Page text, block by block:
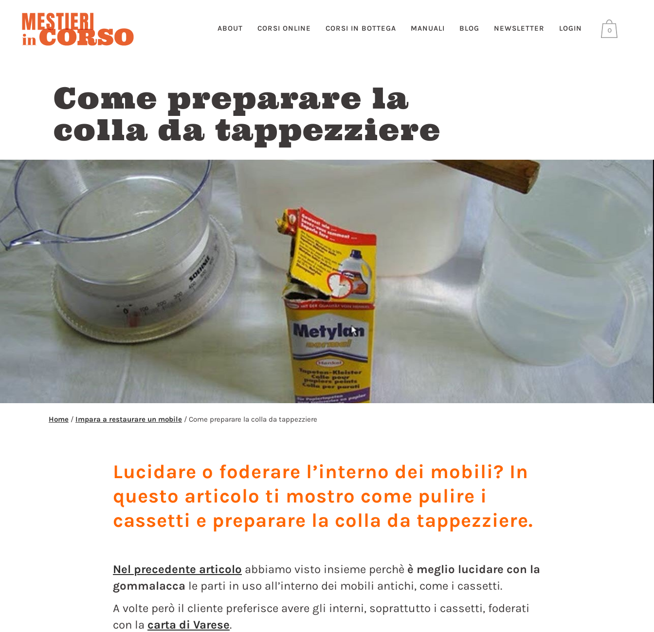
0
ABOUT CORSI ONLINE CORSI IN BOTTEGA MANUALI BLOG NEWSLETTER LOGIN
Come preparare la
colla da tappezziere
Home / Impara a restaurare un mobile / Come preparare la colla da tappezziere
Lucidare o foderare l’interno dei mobili? In
questo articolo ti mostro come pulire i
cassetti e preparare la colla da tappezziere.
Nel precedente articolo abbiamo visto insieme perchè è meglio lucidare con la
gommalacca le parti in uso all’interno dei mobili antichi, come i cassetti.
A volte però il cliente preferisce avere gli interni, soprattutto i cassetti, foderati
con la carta di Varese.